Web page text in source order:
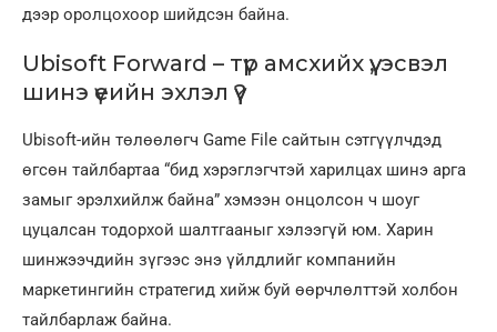
дээр оролцохоор шийдсэн байна.
Ubisoft Forward – түр амсхийх үү, эсвэл
шинэ үеийн эхлэл үү?
Ubisoft-ийн төлөөлөгч Game File сайтын сэтгүүлчдэд
өгсөн тайлбартаа “бид хэрэглэгчтэй харилцах шинэ арга
замыг эрэлхийлж байна” хэмээн онцолсон ч шоуг
цуцалсан тодорхой шалтгааныг хэлээгүй юм. Харин
шинжээчдийн зүгээс энэ үйлдлийг компанийн
маркетингийн стратегид хийж буй өөрчлөлттэй холбон
тайлбарлаж байна.